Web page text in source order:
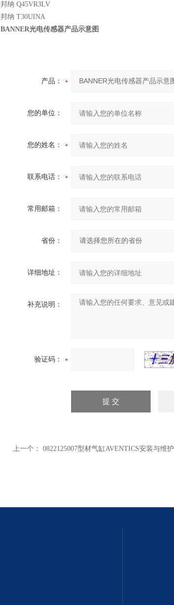
邦纳 Q45VR3LV
邦纳 T30UINA
BANNER光电传感器产品示意图
产品：
您的单位：
您的姓名：
联系电话：
常用邮箱：
省份：
详细地址：
补充说明：
验证码：
上一个： 0822125007型材气缸AVENTICS安装与维护